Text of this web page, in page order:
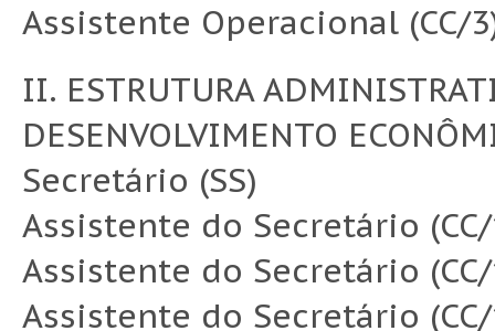
Assistente Operacional (CC/
II. ESTRUTURA
DESENVOLVIMENTO
Secretário (SS)
Assistente do Secretário
Assistente do Secretário
Assistente do Secretário